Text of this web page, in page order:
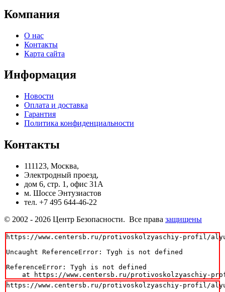
Компания
О нас
Контакты
Карта сайта
Информация
Новости
Оплата и доставка
Гарантия
Политика конфиденциальности
Контакты
111123, Москва,
Электродный проезд,
дом 6, стр. 1, офис 31А
м. Шоссе Энтузиастов
тел. +7 495 644-46-22
© 2002 - 2026 Центр Безопасности. Все права защищены
https://www.centersb.ru/protivoskolzyaschiy-profil/
Uncaught ReferenceError: Tygh is not defined
ReferenceError: Tygh is not defined
at https://www.centersb.ru/protivoskolzyaschiy-
https://www.centersb.ru/protivoskolzyaschiy-profil/